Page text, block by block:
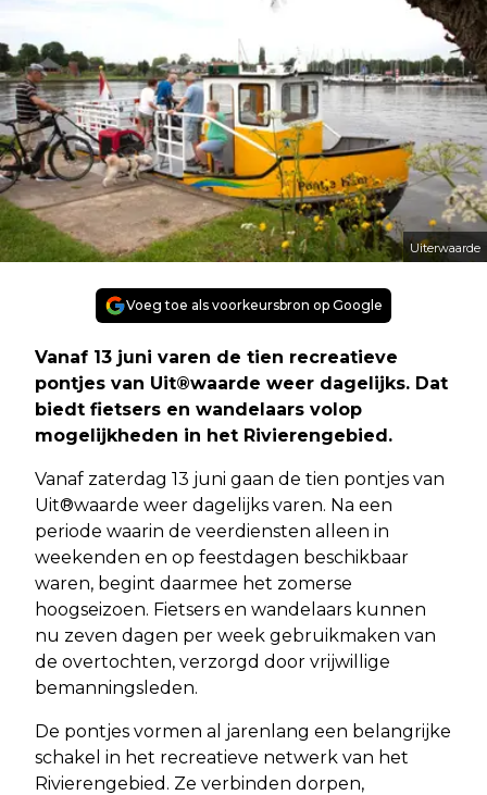
Uiterwaarde
Voeg toe als voorkeursbron op Google
Vanaf 13 juni varen de tien recreatieve
pontjes van Uit®waarde weer dagelijks. Dat
biedt fietsers en wandelaars volop
mogelijkheden in het Rivierengebied.
Vanaf zaterdag 13 juni gaan de tien pontjes van
Uit®waarde weer dagelijks varen. Na een
periode waarin de veerdiensten alleen in
weekenden en op feestdagen beschikbaar
waren, begint daarmee het zomerse
hoogseizoen. Fietsers en wandelaars kunnen
nu zeven dagen per week gebruikmaken van
de overtochten, verzorgd door vrijwillige
bemanningsleden.
De pontjes vormen al jarenlang een belangrijke
schakel in het recreatieve netwerk van het
Rivierengebied. Ze verbinden dorpen,